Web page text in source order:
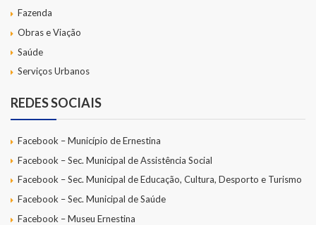
Fazenda
Obras e Viação
Saúde
Serviços Urbanos
REDES SOCIAIS
Facebook – Município de Ernestina
Facebook – Sec. Municipal de Assistência Social
Facebook – Sec. Municipal de Educação, Cultura, Desporto e Turismo
Facebook – Sec. Municipal de Saúde
Facebook – Museu Ernestina